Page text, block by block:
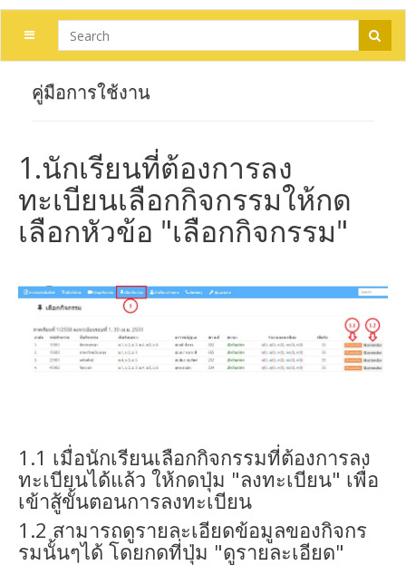
คู่มือการใช้งาน
1.นักเรียนที่ต้องการลง
ทะเบียนเลือกกิจกรรมให้กด
เลือกหัวข้อ "เลือกกิจกรรม"
1.1 เมื่อนักเรียนเลือกกิจกรรมที่ต้องการลง
ทะเบียนได้แล้ว ให้กดปุ่ม "ลงทะเบียน" เพื่อ
เข้าสู้ขั้นตอนการลงทะเบียน
1.2 สามารถดูรายละเอียดข้อมูลของกิจกร
รมนั้นๆได้ โดยกดที่ปุ่ม "ดูรายละเอียด"